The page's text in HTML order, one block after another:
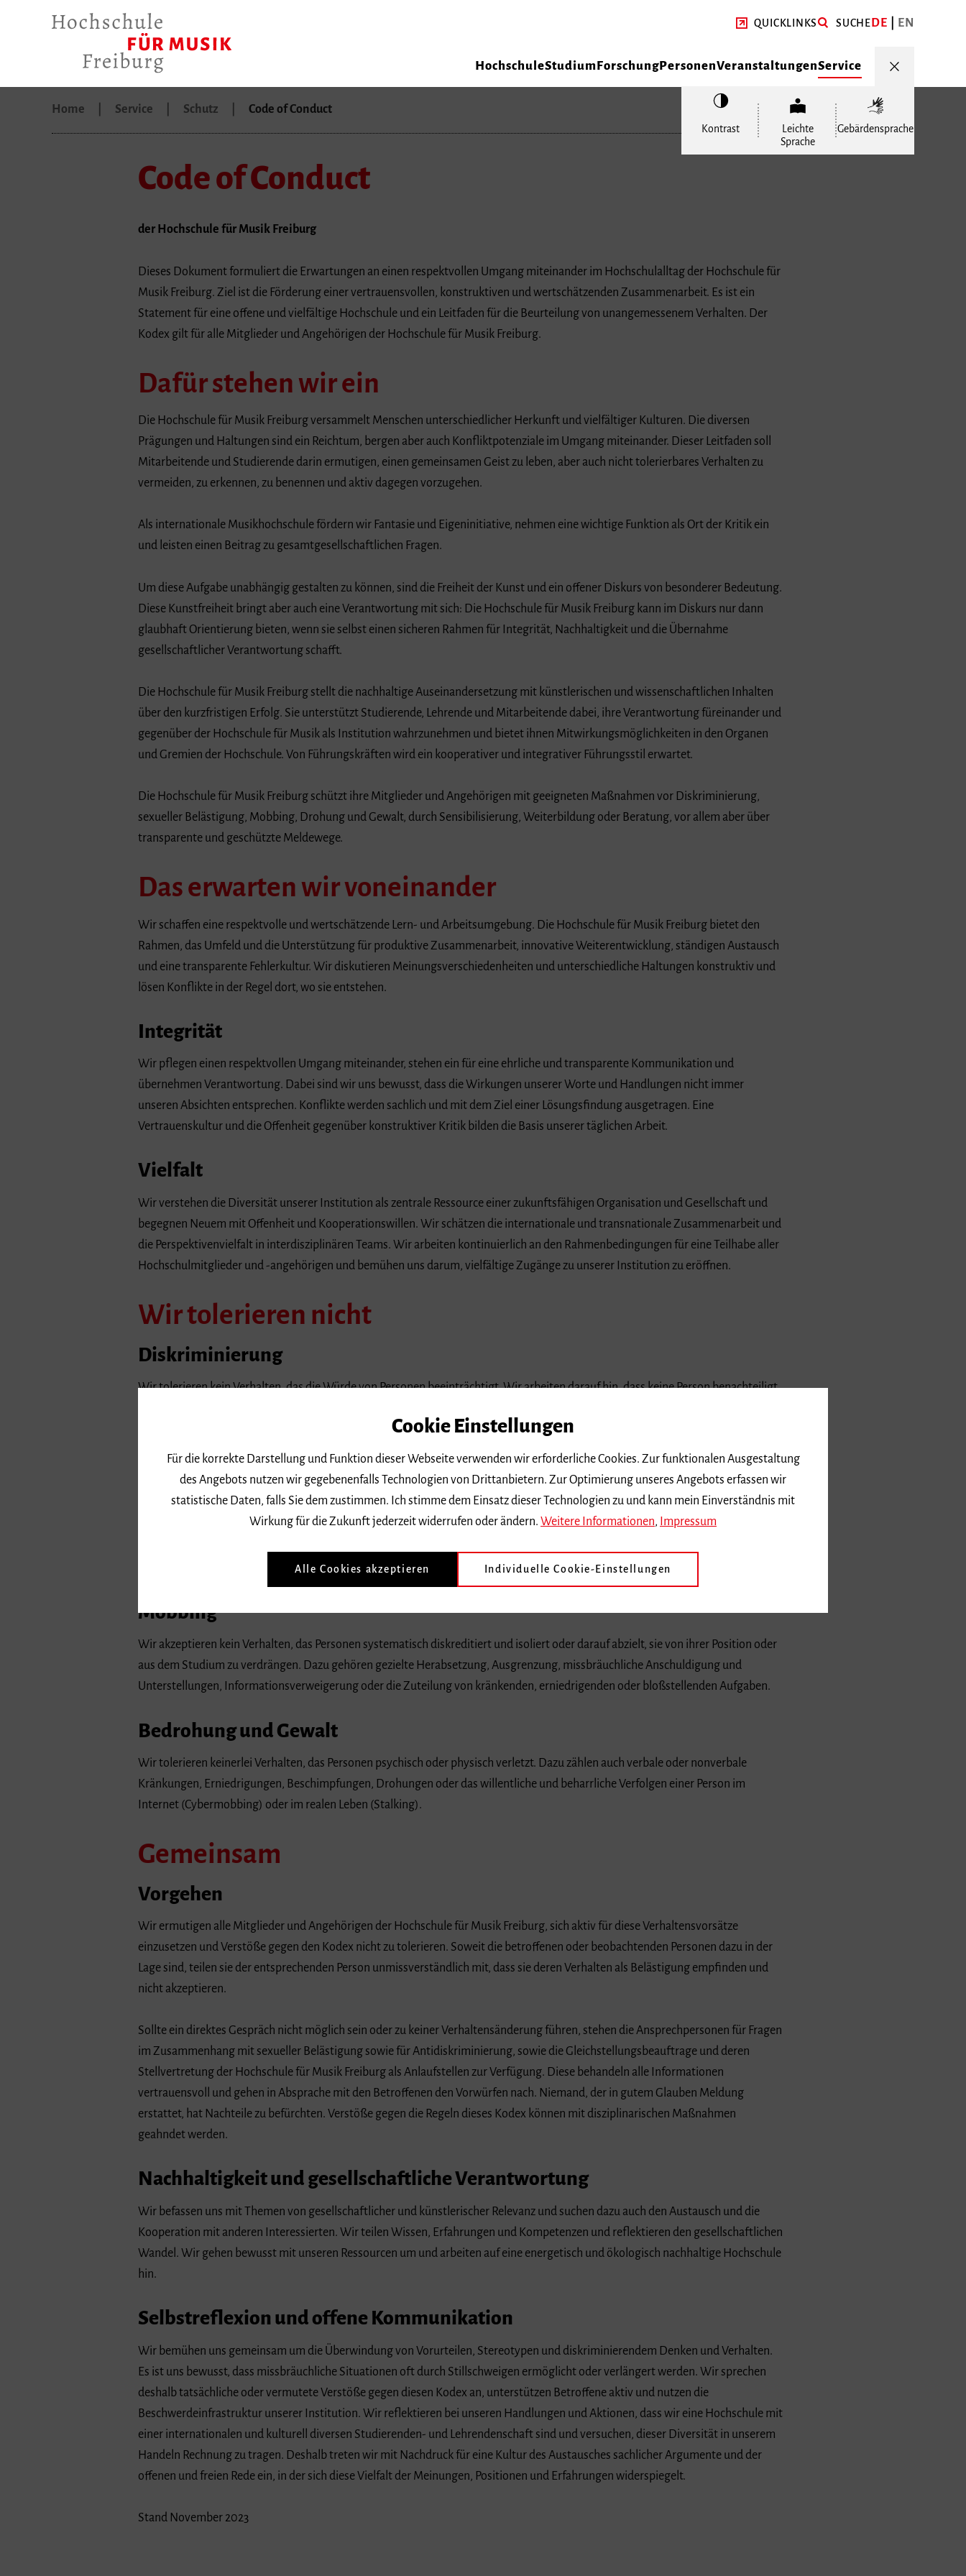
QUICKLINKS SUCHEDE EN
HochschuleStudiumForschungPersonenVeranstaltungenService
Kontrast
Leichte
Sprache
Gebärdensprache
Home Service Schutz Code of Conduct
Code of Conduct
der Hochschule für Musik Freiburg
Dieses Dokument formuliert die Erwartungen an einen respektvollen Umgang miteinander im Hochschulalltag der Hochschule für
Musik Freiburg. Ziel ist die Förderung einer vertrauensvollen, konstruktiven und wertschätzenden Zusammenarbeit. Es ist ein
Statement für eine offene und vielfältige Hochschule und ein Leitfaden für die Beurteilung von unangemessenem Verhalten. Der
Kodex gilt für alle Mitglieder und Angehörigen der Hochschule für Musik Freiburg.
Dafür stehen wir ein
Die Hochschule für Musik Freiburg versammelt Menschen unterschiedlicher Herkunft und vielfältiger Kulturen. Die diversen
Prägungen und Haltungen sind ein Reichtum, bergen aber auch Konfliktpotenziale im Umgang miteinander. Dieser Leitfaden soll
Mitarbeitende und Studierende darin ermutigen, einen gemeinsamen Geist zu leben, aber auch nicht tolerierbares Verhalten zu
vermeiden, zu erkennen, zu benennen und aktiv dagegen vorzugehen.
Als internationale Musikhochschule fördern wir Fantasie und Eigeninitiative, nehmen eine wichtige Funktion als Ort der Kritik ein
und leisten einen Beitrag zu gesamtgesellschaftlichen Fragen.
Um diese Aufgabe unabhängig gestalten zu können, sind die Freiheit der Kunst und ein offener Diskurs von besonderer Bedeutung.
Diese Kunstfreiheit bringt aber auch eine Verantwortung mit sich: Die Hochschule für Musik Freiburg kann im Diskurs nur dann
glaubhaft Orientierung bieten, wenn sie selbst einen sicheren Rahmen für Integrität, Nachhaltigkeit und die Übernahme
gesellschaftlicher Verantwortung schafft.
Die Hochschule für Musik Freiburg stellt die nachhaltige Auseinandersetzung mit künstlerischen und wissenschaftlichen Inhalten
über den kurzfristigen Erfolg. Sie unterstützt Studierende, Lehrende und Mitarbeitende dabei, ihre Verantwortung füreinander und
gegenüber der Hochschule für Musik als Institution wahrzunehmen und bietet ihnen Mitwirkungsmöglichkeiten in den Organen
und Gremien der Hochschule. Von Führungskräften wird ein kooperativer und integrativer Führungsstil erwartet.
Die Hochschule für Musik Freiburg schützt ihre Mitglieder und Angehörigen mit geeigneten Maßnahmen vor Diskriminierung,
sexueller Belästigung, Mobbing, Drohung und Gewalt, durch Sensibilisierung, Weiterbildung oder Beratung, vor allem aber über
transparente und geschützte Meldewege.
Das erwarten wir voneinander
Wir schaffen eine respektvolle und wertschätzende Lern‐ und Arbeitsumgebung. Die Hochschule für Musik Freiburg bietet den
Rahmen, das Umfeld und die Unterstützung für produktive Zusammenarbeit, innovative Weiterentwicklung, ständigen Austausch
und eine transparente Fehlerkultur. Wir diskutieren Meinungsverschiedenheiten und unterschiedliche Haltungen konstruktiv und
lösen Konflikte in der Regel dort, wo sie entstehen.
Integrität
Wir pflegen einen respektvollen Umgang miteinander, stehen ein für eine ehrliche und transparente Kommunikation und
übernehmen Verantwortung. Dabei sind wir uns bewusst, dass die Wirkungen unserer Worte und Handlungen nicht immer
unseren Absichten entsprechen. Konflikte werden sachlich und mit dem Ziel einer Lösungsfindung ausgetragen. Eine
Vertrauenskultur und die Offenheit gegenüber konstruktiver Kritik bilden die Basis unserer täglichen Arbeit.
Vielfalt
Wir verstehen die Diversität unserer Institution als zentrale Ressource einer zukunftsfähigen Organisation und Gesellschaft und
begegnen Neuem mit Offenheit und Kooperationswillen. Wir schätzen die internationale und transnationale Zusammenarbeit und
die Perspektivenvielfalt in interdisziplinären Teams. Wir arbeiten kontinuierlich an den Rahmenbedingungen für eine Teilhabe aller
Hochschulmitglieder und -angehörigen und bemühen uns darum, vielfältige Zugänge zu unserer Institution zu eröffnen.
Wir tolerieren nicht
Diskriminierung
Wir tolerieren kein Verhalten, das die Würde von Personen beeinträchtigt. Wir arbeiten darauf hin, dass keine Person benachteiligt
Lebensform, religiöser, weltanschaulicher oder politischer Überzeugung sowie körperlichen, geistigen oder psychischen
Veranlagungen und Eigenschaften.
Sexuelle Belästigung
Wir tolerieren keine anzüglichen, demütigenden oder verächtlichen Bemerkungen und Handlungen, keine Zurschaustellung und
Mobbing
Wir akzeptieren kein Verhalten, das Personen systematisch diskreditiert und isoliert oder darauf abzielt, sie von ihrer Position oder
aus dem Studium zu verdrängen. Dazu gehören gezielte Herabsetzung, Ausgrenzung, missbräuchliche Anschuldigung und
Unterstellungen, Informationsverweigerung oder die Zuteilung von kränkenden, erniedrigenden oder bloßstellenden Aufgaben.
Bedrohung und Gewalt
Wir tolerieren keinerlei Verhalten, das Personen psychisch oder physisch verletzt. Dazu zählen auch verbale oder nonverbale
Kränkungen, Erniedrigungen, Beschimpfungen, Drohungen oder das willentliche und beharrliche Verfolgen einer Person im
Internet (Cybermobbing) oder im realen Leben (Stalking).
Gemeinsam
Vorgehen
Wir ermutigen alle Mitglieder und Angehörigen der Hochschule für Musik Freiburg, sich aktiv für diese Verhaltensvorsätze
einzusetzen und Verstöße gegen den Kodex nicht zu tolerieren. Soweit die betroffenen oder beobachtenden Personen dazu in der
Lage sind, teilen sie der entsprechenden Person unmissverständlich mit, dass sie deren Verhalten als Belästigung empfinden und
nicht akzeptieren.
Sollte ein direktes Gespräch nicht möglich sein oder zu keiner Verhaltensänderung führen, stehen die Ansprechpersonen für Fragen
im Zusammenhang mit sexueller Belästigung sowie für Antidiskriminierung, sowie die Gleichstellungsbeauftrage und deren
Stellvertretung der Hochschule für Musik Freiburg als Anlaufstellen zur Verfügung. Diese behandeln alle Informationen
vertrauensvoll und gehen in Absprache mit den Betroffenen den Vorwürfen nach. Niemand, der in gutem Glauben Meldung
erstattet, hat Nachteile zu befürchten. Verstöße gegen die Regeln dieses Kodex können mit disziplinarischen Maßnahmen
geahndet werden.
Nachhaltigkeit und gesellschaftliche Verantwortung
Wir befassen uns mit Themen von gesellschaftlicher und künstlerischer Relevanz und suchen dazu auch den Austausch und die
Kooperation mit anderen Interessierten. Wir teilen Wissen, Erfahrungen und Kompetenzen und reflektieren den gesellschaftlichen
Wandel. Wir gehen bewusst mit unseren Ressourcen um und arbeiten auf eine energetisch und ökologisch nachhaltige Hochschule
hin.
Selbstreflexion und offene Kommunikation
Wir bemühen uns gemeinsam um die Überwindung von Vorurteilen, Stereotypen und diskriminierendem Denken und Verhalten.
Es ist uns bewusst, dass missbräuchliche Situationen oft durch Stillschweigen ermöglicht oder verlängert werden. Wir sprechen
deshalb tatsächliche oder vermutete Verstöße gegen diesen Kodex an, unterstützen Betroffene aktiv und nutzen die
Beschwerdeinfrastruktur unserer Institution. Wir reflektieren bei unseren Handlungen und Aktionen, dass wir eine Hochschule mit
einer internationalen und kulturell diversen Studierenden- und Lehrendenschaft sind und versuchen, dieser Diversität in unserem
Handeln Rechnung zu tragen. Deshalb treten wir mit Nachdruck für eine Kultur des Austausches sachlicher Argumente und der
offenen und freien Rede ein, in der sich diese Vielfalt der Meinungen, Positionen und Erfahrungen widerspiegelt.
Stand November 2023
Cookie Einstellungen
Für die korrekte Darstellung und Funktion dieser Webseite verwenden wir erforderliche Cookies. Zur funktionalen Ausgestaltung
des Angebots nutzen wir gegebenenfalls Technologien von Drittanbietern. Zur Optimierung unseres Angebots erfassen wir
statistische Daten, falls Sie dem zustimmen. Ich stimme dem Einsatz dieser Technologien zu und kann mein Einverständnis mit
Wirkung für die Zukunft jederzeit widerrufen oder ändern. Weitere Informationen, Impressum
Alle Cookies akzeptieren Individuelle Cookie-Einstellungen